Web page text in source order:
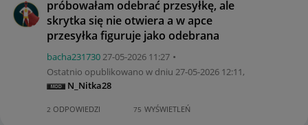
próbowałam odebrać przesyłkę, ale
skrytka się nie otwiera a w apce
przesyłka figuruje jako odebrana
bacha231730‎27-05-2026 11:27
Ostatnio opublikowano w dniu ‎27-05-2026 12:11,
N_Nitka28
2 ODPOWIEDZI 75 WYŚWIETLEŃ